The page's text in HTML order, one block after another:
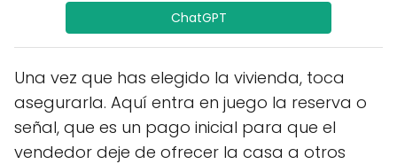
ChatGPT
Una vez que has elegido la vivienda, toca
asegurarla. Aquí entra en juego la reserva o
señal, que es un pago inicial para que el
vendedor deje de ofrecer la casa a otros